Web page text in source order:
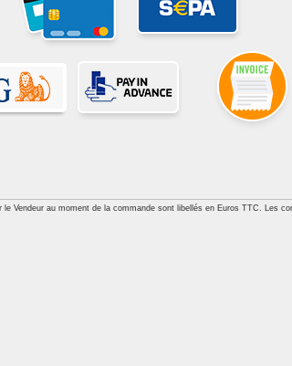
Vendeur au moment de la commande sont libellés en Euros TTC. Les